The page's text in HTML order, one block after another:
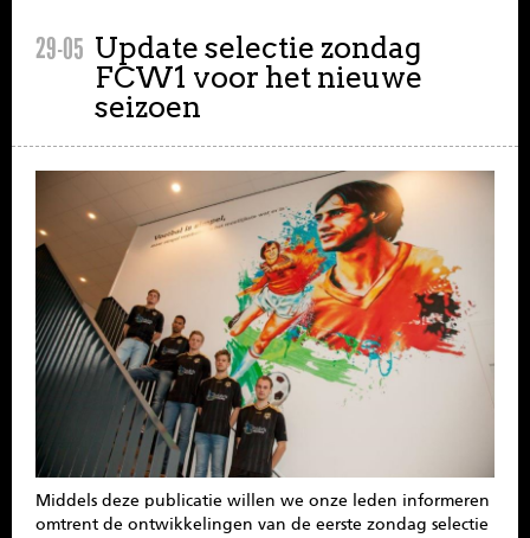
CONTACT
MENU
29-05 Update selectie zondag
FCW1 voor het nieuwe
seizoen
Middels deze publicatie willen we onze leden informeren
omtrent de ontwikkelingen van de eerste zondag selectie